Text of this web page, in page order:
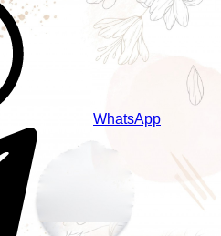
WhatsApp